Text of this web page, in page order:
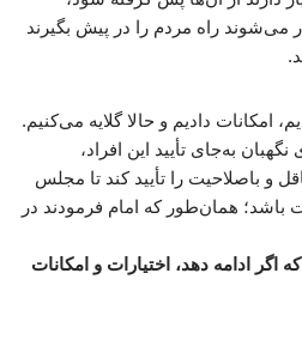
راه مردم را در پیش بگیرند
امکانات دادیم و حالا گلایه می‌کنیم.
به‌جای تأیید این افراد،
و باصلاحیت را تأیید کند تا مجلس
باشد؛ همان‌طور که امام فرمودند در
اگر ادامه دهد، اختیارات و امکانات